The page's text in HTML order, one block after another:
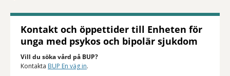
Kontakt och öppettider till Enheten för
unga med psykos och bipolär sjukdom
Vill du söka vård på BUP?
Kontakta BUP En väg in.